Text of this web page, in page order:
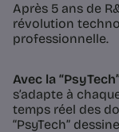
Après 5 ans de
révolution
professionnelle.
Avec la
s’adapte à
temps réel des
“PsyTech”